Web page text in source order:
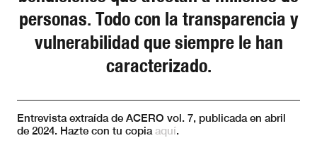
personas. Todo con la transparencia y
vulnerabilidad que siempre le han
caracterizado.
Entrevista extraída de ACERO vol. 7, publicada en abril
de 2024. Hazte con tu copia aquí.